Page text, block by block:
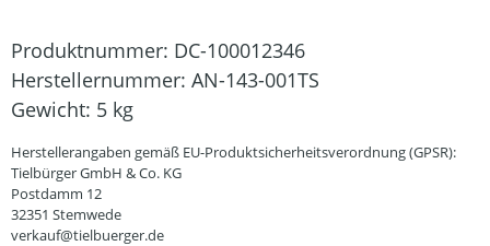
Produktnummer: DC-100012346
Herstellernummer: AN-143-001TS
Gewicht: 5 kg
Herstellerangaben gemäß EU-Produktsicherheitsverordnung (GPSR):
Tielbürger GmbH & Co. KG
Postdamm 12
32351 Stemwede
verkauf@tielbuerger.de